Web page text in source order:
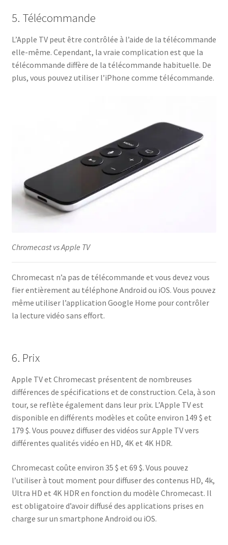
5. Télécommande
L’Apple TV peut être contrôlée à l’aide de la télécommande
elle-même. Cependant, la vraie complication est que la
télécommande diffère de la télécommande habituelle. De
plus, vous pouvez utiliser l’iPhone comme télécommande.
Chromecast vs Apple TV
Chromecast n’a pas de télécommande et vous devez vous
fier entièrement au téléphone Android ou iOS. Vous pouvez
même utiliser l’application Google Home pour contrôler
la lecture vidéo sans effort.
6. Prix
Apple TV et Chromecast présentent de nombreuses
différences de spécifications et de construction. Cela, à son
tour, se reflète également dans leur prix. L’Apple TV est
disponible en différents modèles et coûte environ 149 $ et
179 $. Vous pouvez diffuser des vidéos sur Apple TV vers
différentes qualités vidéo en HD, 4K et 4K HDR.
Chromecast coûte environ 35 $ et 69 $. Vous pouvez
l’utiliser à tout moment pour diffuser des contenus HD, 4k,
Ultra HD et 4K HDR en fonction du modèle Chromecast. Il
est obligatoire d’avoir diffusé des applications prises en
charge sur un smartphone Android ou iOS.